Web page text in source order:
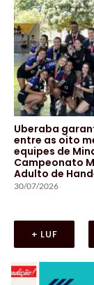
Uberaba
entre as oito
equipes de
Campeonato
Adulto de
30/07/2026
+ LUF